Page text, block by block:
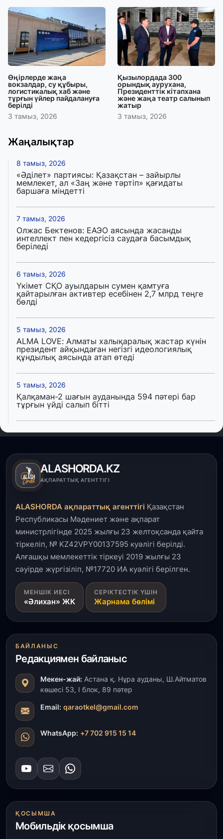
Өңірлерде жаңа
вокзалдар, су құбыры,
логистикалық хаб және
тұрғын үйлер пайдалануға
берілді
3 тамыз, 2026
Қызылордада 300
орындық аурухана,
Президенттік кітапхана
және жаңа театр салынып
жатыр
3 тамыз, 2026
Жаңалықтар
8 тамыз, 2026
«Әділет» партиясы: Қазақстан – зайырлы
мемлекет, ал «Заң және тәртіп» қағидаты
баршаға міндетті
7 тамыз, 2026
Олжас Бектенов: ЕАЭО аясында жасанды
интеллект пен кедергісіз саудаға басымдық
беріледі
6 тамыз, 2026
Үкімет СҚО ауылдарын сумен қамтуға
қайтарылған активтер есебінен 2,7 млрд теңге
бөлді
5 тамыз, 2026
ALMA LOVE: Алматы халықаралық жастар күнін
президент айқындаған негізгі идеологиялық
құндылық аясында атап өтеді
5 тамыз, 2026
Қалқаман-2 шағын ауданында 594 пәтері бар
тұрғын үйді салып бітті
4 тамыз, 2026
артады – Үкімет отырысы
3 тамыз, 2026
Өңірлерде жаңа вокзалдар, су құбыры,
пайдалануға берілді
3 тамыз, 2026
Қызылордада 300 орындық аурухана,
Президенттік кітапхана және жаңа театр
салынып жатыр
1 тамыз, 2026
Кинопоиск Қазақстан азаматтарының ең
танымал онлайн-кинотеатрына айналды
Ақмола облысындағы кездесуде кәсіпкерлер мен
ұстаздар «Әділет» партиясына өз ұсыныстарын
айтты
31 шілде, 2026
ҚР Президенті Орталық Азия елдеріне
ұзақмерзімді ынтымақтастық жоспарын әзірлеуді
ұсынды
31 шілде, 2026
«Ауыл аманаты»: Түркістанда 30,2 млрд теңгеге
4 223 жоба қаржыландырылды
толық ауыз сумен қамтылды
ALASHORDA.KZ
АҚПАРАТТЫҚ АГЕНТТІГІ
ALASHORDA ақпараттық агенттігі Қазақстан
Республикасы Мәдениет және ақпарат
министрлігінде 2025 жылғы 23 желтоқсанда қайта
тіркеліп, № KZ42VPY00137595 куәлігі берілді.
Алғашқы мемлекеттік тіркеуі 2019 жылғы 23
сәуірде жүргізіліп, №17720 ИА куәлігі берілген.
МЕНШІК ИЕСІ
«Әлихан» ЖК
СЕРІКТЕСТІК ҮШІН
Жарнама бөлімі
БАЙЛАНЫС
Редакциямен байланыс
Мекен-жай: Астана қ. Нұра ауданы, Ш.Айтматов
көшесі 53, І блок, 89 пәтер
Email: qaraotkel@gmail.com
WhatsApp: +7 702 915 15 14
ҚОСЫМША
Мобильдік қосымша